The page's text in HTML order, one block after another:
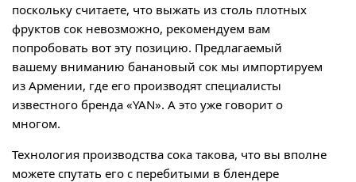
поскольку считаете, что выжать из столь плотных
фруктов сок невозможно, рекомендуем вам
попробовать вот эту позицию. Предлагаемый
вашему вниманию банановый сок мы импортируем
из Армении, где его производят специалисты
известного бренда «YAN». А это уже говорит о
многом.
Технология производства сока такова, что вы вполне
можете спутать его с перебитыми в блендере